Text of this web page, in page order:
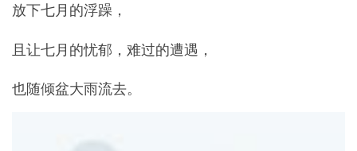
放下七月的浮躁，
且让七月的忧郁，难过的遭遇，
也随倾盆大雨流去。